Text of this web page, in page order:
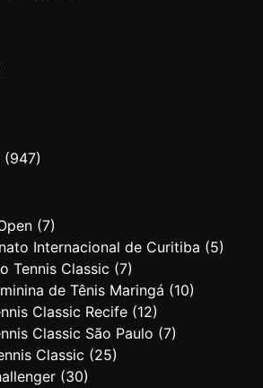
(947)
(7)
Internacional de Curitiba (5)
Tennis Classic (7)
de Tênis Maringá (10)
Classic Recife (12)
Classic São Paulo (7)
Classic (25)
(30)